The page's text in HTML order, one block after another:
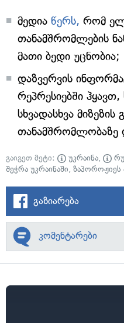
მედია წერს, რომ
თანამშრომლების
მათი ბედი უცნობია;
დაზვერვის
რეპრესიებში
სხვადასხვა
თანამშრომლობაზე
გაიგეთ მეტი: უკრაინა,
შეჭრა უკრაინაში,
გაზიარება
კომენტარები